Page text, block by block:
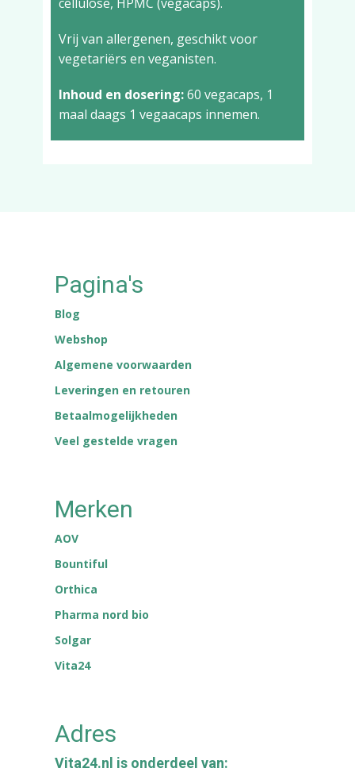
Vrij van allergenen, geschikt voor
vegetariërs en veganisten.
Inhoud en dosering:60 vegacaps, 1
maal daags 1 vegaacaps innemen.
Pagina's
Blog
Webshop
Algemene voorwaarden
Leveringen en retouren
Betaalmogelijkheden
Veel gestelde vragen
Merken
AOV
Bountiful
Orthica
Pharma nord bio
Solgar
Vita24
Adres
Vita24.nl is onderdeel van: